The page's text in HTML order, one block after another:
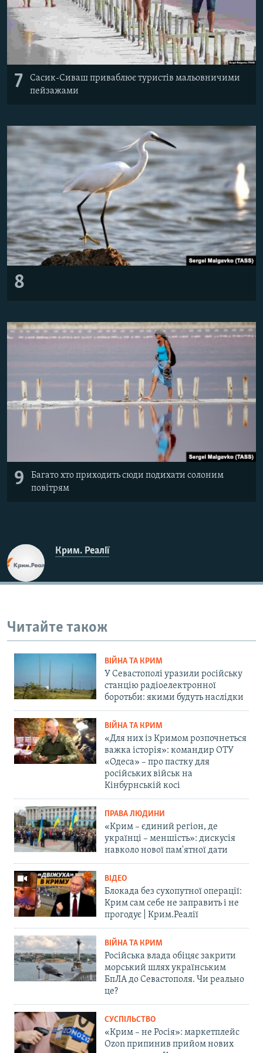
7
Сасик-Сиваш приваблює туристів мальовничими
пейзажами
8
9
Багато хто приходить сюди подихати солоним
повітрям
Крим. Реалії
Читайте також
ВІЙНА ТА КРИМ
У Севастополі уразили російську
станцію радіоелектронної
боротьби: якими будуть наслідки
ВІЙНА ТА КРИМ
«Для них із Кримом розпочнеться
важка історія»: командир ОТУ
«Одеса» – про пастку для
російських військ на
Кінбурнській косі
ПРАВА ЛЮДИНИ
«Крим – єдиний регіон, де
українці – меншість»: дискусія
навколо нової пам'ятної дати
ВІДЕО
Блокада без сухопутної операції:
Крим сам себе не заправить і не
прогодує | Крим.Реалії
ВІЙНА ТА КРИМ
Російська влада обіцяє закрити
морський шлях українським
БпЛА до Севастополя. Чи реально
це?
СУСПІЛЬСТВО
«Крим – не Росія»: маркетплейс
Ozon припинив прийом нових